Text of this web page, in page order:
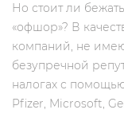
Но стоит ли
«офшор»? В
компаний, не
безупречной
налогах с
Pfizer, Microsoft,